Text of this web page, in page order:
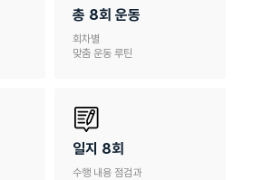
총 8회 운동
회차별
맞춤 운동 루틴
일지 8회
수행 내용 점검과